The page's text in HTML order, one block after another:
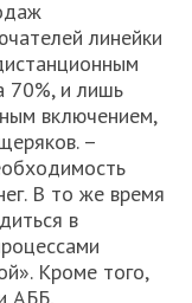
линейки
70%, и лишь
включением,
–
В то же время
в
Кроме того,
АББ,